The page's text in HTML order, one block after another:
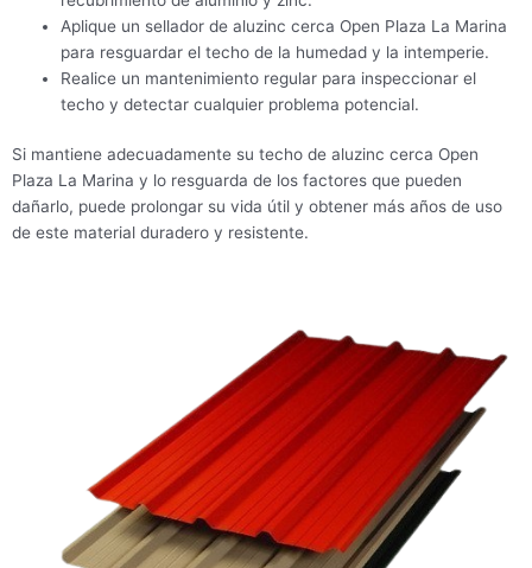
Aplique un sellador de aluzinc cerca Open Plaza La Marina
para resguardar el techo de la humedad y la intemperie.
Realice un mantenimiento regular para inspeccionar el
techo y detectar cualquier problema potencial.
Si mantiene adecuadamente su techo de aluzinc cerca Open
Plaza La Marina y lo resguarda de los factores que pueden
dañarlo, puede prolongar su vida útil y obtener más años de uso
de este material duradero y resistente.